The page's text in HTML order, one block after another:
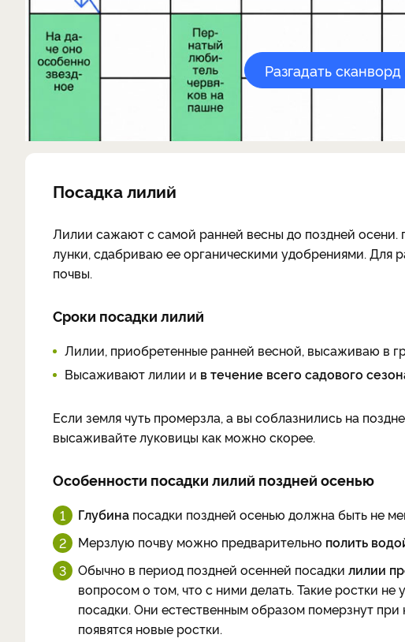
Разгадать
Посадка лилий
Лилии сажают с самой ранней весны до поздней
лунки, сдабриваю ее органическими удобрениями. Для
почвы.
Сроки посадки лилий
Лилии, приобретенные ранней весной, высаживаю в
Высаживают лилии и в течение всего садового
Если земля чуть промерзла, а вы соблазнились на
высаживайте луковицы как можно скорее.
Особенности посадки лилий поздней осенью
Глубина посадки поздней осенью должна быть не
Мерзлую почву можно предварительно полить
Обычно в период поздней осенней посадки лилии
вопросом о том, что с ними делать. Такие ростки
посадки. Они естественным образом померзнут
появятся новые ростки.